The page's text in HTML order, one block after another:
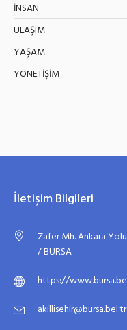
İNSAN
ULAŞIM
YAŞAM
YÖNETİŞİM
İletişim Bilgileri
Zafer Mh. Ankara
/ BURSA
https://
akillisehir@bursa.bel.tr